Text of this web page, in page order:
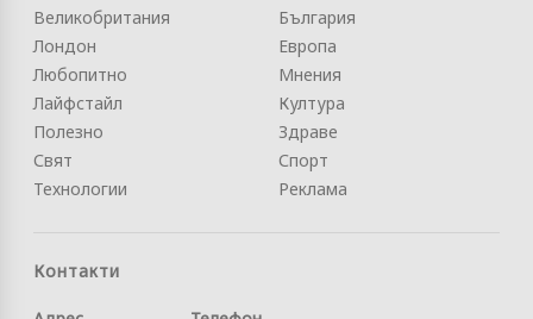
Великобритания
Лондон
Любопитно
Лайфстайл
Полезно
Свят
Технологии
България
Европа
Мнения
Култура
Здраве
Спорт
Реклама
Контакти